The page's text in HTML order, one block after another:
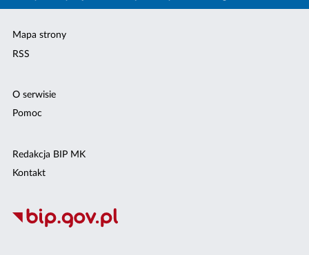
Mapa strony
RSS
O serwisie
Pomoc
Redakcja BIP MK
Kontakt